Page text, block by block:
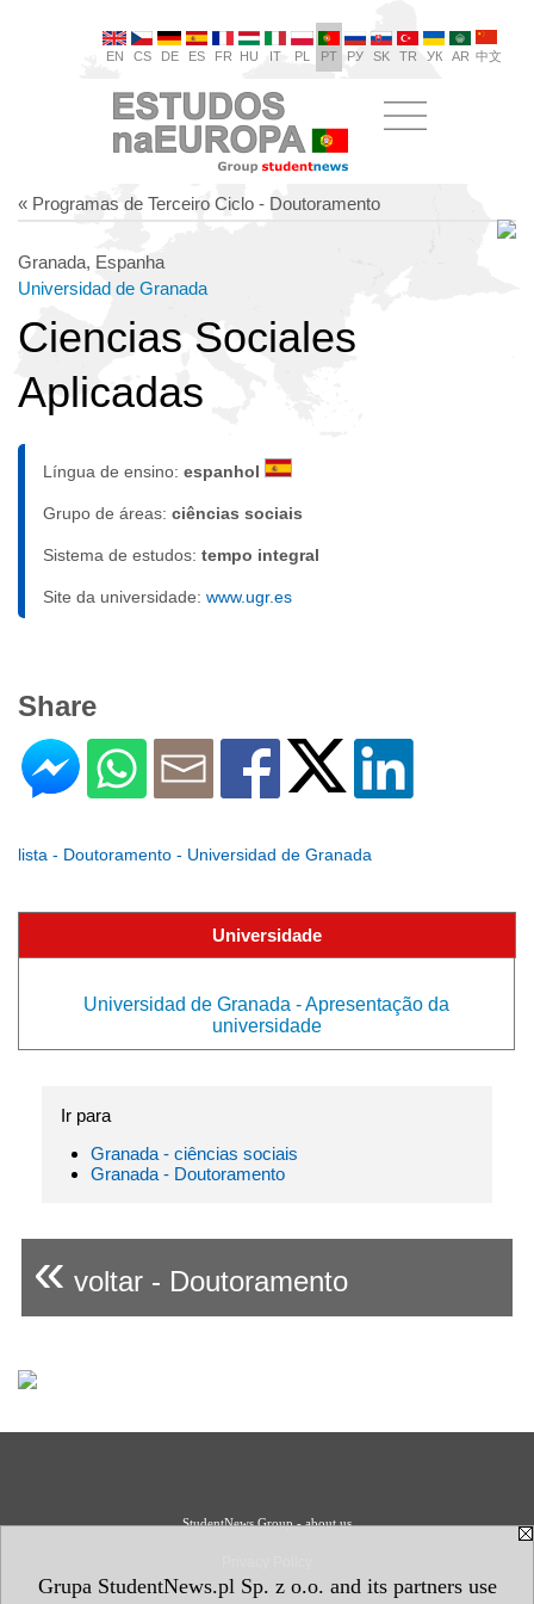
Grupa StudentNews.pl Sp. z o.o. and its partners use
EN CS DE ES FR HU IT PL PT РУ SK TR УК AR 中文
« Programas de Terceiro Ciclo - Doutoramento
Granada, Espanha
Universidad de Granada
Ciencias Sociales
Aplicadas
Língua de ensino: espanhol
Grupo de áreas: ciências sociais
Sistema de estudos: tempo integral
Site da universidade: www.ugr.es
Share
lista - Doutoramento - Universidad de Granada
Universidade
Universidad de Granada - Apresentação da
universidade
Ir para
Granada - ciências sociais
Granada - Doutoramento
« voltar - Doutoramento
StudentNews Group - about us